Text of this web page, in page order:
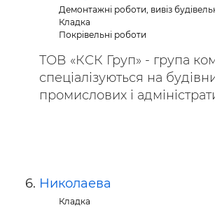
Демонтажні роботи, вивіз
Кладка
Покрівельні роботи
ТОВ «КСК Груп» - група
спеціалізуються на
промислових і
Николаева
Кладка